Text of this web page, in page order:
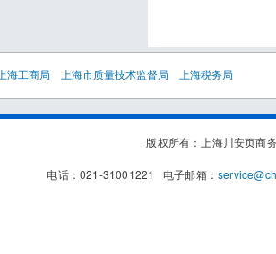
上海工商局 上海市质量技术监督局 上海税务局
版权所有：上海川安页
电话：021-31001221 电子邮箱：